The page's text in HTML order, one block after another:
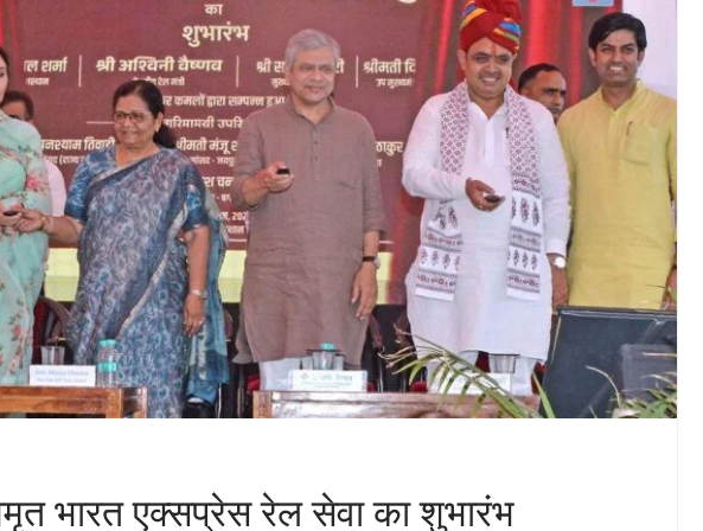
भारत एक्सप्रेस रेल सेवा का शुभारंभ